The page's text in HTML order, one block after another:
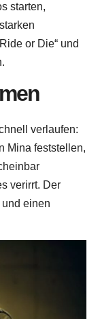
starten,
or Die“ und
verlaufen:
Mina feststellen,
verirrt. Der
einen